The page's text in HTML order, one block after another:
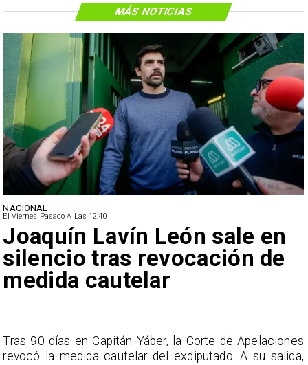
NACIONAL
El Viernes Pasado A Las 12:40
Joaquín Lavín León sale en
silencio tras revocación de
medida cautelar
Tras 90 días en Capitán Yáber, la Corte de Apelaciones
revocó la medida cautelar del exdiputado. A su salida,
MÁS NOTICIAS